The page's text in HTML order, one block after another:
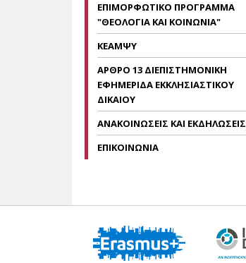
ΕΠΙΜΟΡΦΩΤΙΚΟ ΠΡΟΓΡΑΜΜΑ
"ΘΕΟΛΟΓΙΑ ΚΑΙ ΚΟΙΝΩΝΙΑ"
ΚΕΑΜΨΥ
ΑΡΘΡΟ 13 ΔΙΕΠΙΣΤΗΜΟΝΙΚΗ
ΕΦΗΜΕΡΙΔΑ ΕΚΚΛΗΣΙΑΣΤΙΚΟΥ
ΔΙΚΑΙΟΥ
ΑΝΑΚΟΙΝΩΣΕΙΣ ΚΑΙ ΕΚΔΗΛΩΣΕΙΣ
ΕΠΙΚΟΙΝΩΝΙΑ